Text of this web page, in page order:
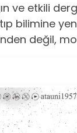
ve etkili
bilimine
değil,